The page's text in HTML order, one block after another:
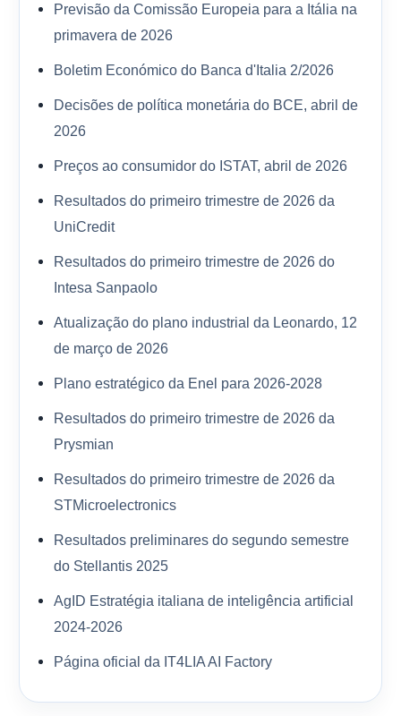
Previsão da Comissão Europeia para a Itália na
primavera de 2026
Boletim Económico do Banca d'Italia 2/2026
Decisões de política monetária do BCE, abril de
2026
Preços ao consumidor do ISTAT, abril de 2026
Resultados do primeiro trimestre de 2026 da
UniCredit
Resultados do primeiro trimestre de 2026 do
Intesa Sanpaolo
Atualização do plano industrial da Leonardo, 12
de março de 2026
Plano estratégico da Enel para 2026-2028
Resultados do primeiro trimestre de 2026 da
Prysmian
Resultados do primeiro trimestre de 2026 da
STMicroelectronics
Resultados preliminares do segundo semestre
do Stellantis 2025
AgID Estratégia italiana de inteligência artificial
2024-2026
Página oficial da IT4LIA AI Factory